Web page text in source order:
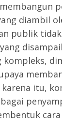
diambil
publik
kompleks,
itu,